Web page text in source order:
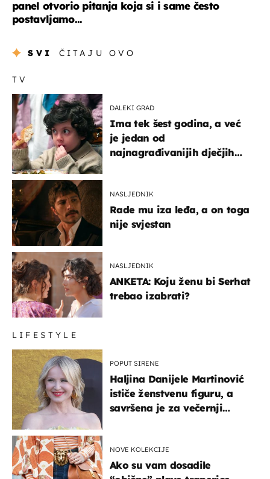
panel otvorio pitanja koja si i same često
postavljamo...
SVI ČITAJU OVO
TV
DALEKI GRAD
Ima tek šest godina, a već
je jedan od
najnagrađivanijih dječjih
NASLJEDNIK
Rade mu iza leđa, a on toga
nije svjestan
NASLJEDNIK
ANKETA: Koju ženu bi Serhat
trebao izabrati?
LIFESTYLE
POPUT SIRENE
Haljina Danijele Martinović
ističe ženstvenu figuru, a
savršena je za večernji
NOVE KOLEKCIJE
Ako su vam dosadile